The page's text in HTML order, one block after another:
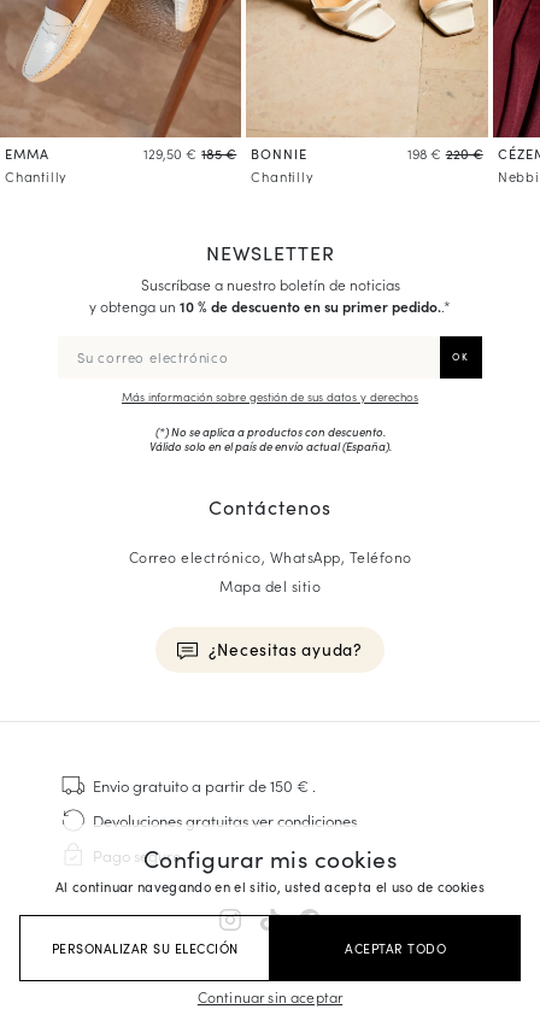
EMMA 129,50 € 185 €
Chantilly
BONNIE 198 € 220 €
Chantilly
Configurar mis cookies
Al continuar navegando en el sitio, usted acepta el uso de cookies
PERSONALIZAR SU ELECCIÓN ACEPTAR TODO
Continuar sin aceptar
NEWSLETTER
Suscríbase a nuestro boletín de noticias
y obtenga un 10 % de descuento en su primer pedido..*
Más información sobre gestión de sus datos y derechos
(*) No se aplica a productos con descuento.
Válido solo en el país de envío actual (España).
Contáctenos
Correo electrónico, WhatsApp, Teléfono
Mapa del sitio
¿Necesitas ayuda?
Zapatillas
Cosido Goodyear
Derbies y Richelieu
Zapatos Richelieu Hombre
Mocasines
Sandalias y Alpargatas
Maletines Business
Zapatillas Blancas Hombre
Envio gratuitoa partir de 150 € .
Devoluciones gratuitasver condiciones
Pago seguro